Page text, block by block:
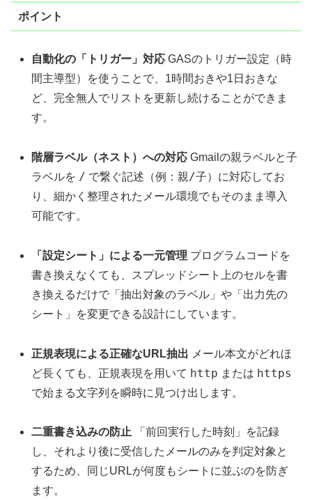
ポイント
自動化の「トリガー」対応 GASのトリガー設定（時
間主導型）を使うことで、1時間おきや1日おきな
ど、完全無人でリストを更新し続けることができま
す。
階層ラベル（ネスト）への対応 Gmailの親ラベルと子
ラベルを / で繋ぐ記述（例： 親/子）に対応してお
り、細かく整理されたメール環境でもそのまま導入
可能です。
「設定シート」による一元管理 プログラムコードを
書き換えなくても、スプレッドシート上のセルを書
き換えるだけで「抽出対象のラベル」や「出力先の
シート」を変更できる設計にしています。
正規表現による正確なURL抽出 メール本文がどれほ
ど長くても、正規表現を用いて http または https
で始まる文字列を瞬時に見つけ出します。
二重書き込みの防止 「前回実行した時刻」を記録
し、それより後に受信したメールのみを判定対象と
するため、同じURLが何度もシートに並ぶのを防ぎ
ます。